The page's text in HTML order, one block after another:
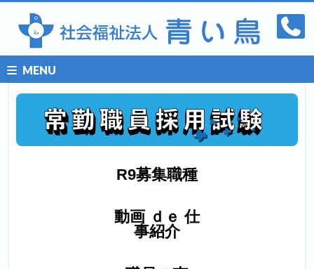
MENU
R9募集職種
動画 ｄｅ 仕
事紹介